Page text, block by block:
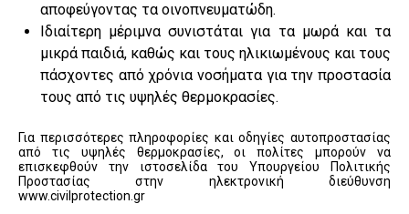
αποφεύγοντας τα οινοπνευματώδη.
Ιδιαίτερη μέριμνα συνιστάται για τα μωρά και τα
μικρά παιδιά, καθώς και τους ηλικιωμένους και τους
πάσχοντες από χρόνια νοσήματα για την προστασία
τους από τις υψηλές θερμοκρασίες.
Για περισσότερες πληροφορίες και οδηγίες αυτοπροστασίας
από τις υψηλές θερμοκρασίες, οι πολίτες μπορούν να
επισκεφθούν την ιστοσελίδα του Υπουργείου Πολιτικής
Προστασίας στην ηλεκτρονική διεύθυνση
www.civilprotection.gr